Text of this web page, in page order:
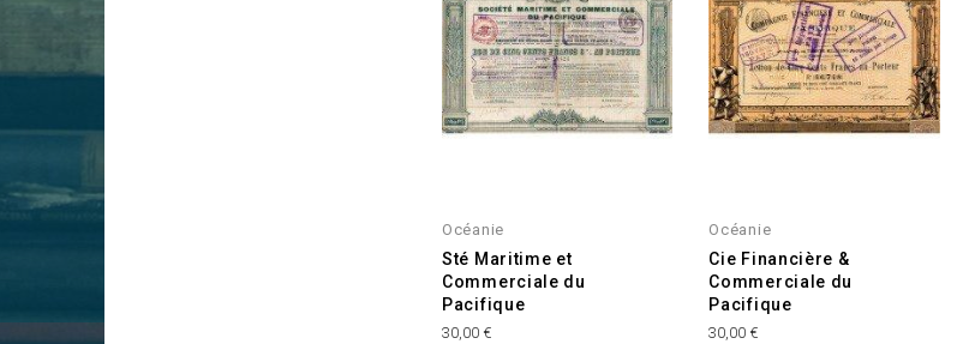
Océanie
Sté Maritime et
Commerciale du
Pacifique
Prix
30,00 €
Océanie
Cie Financière &
Commerciale du
Pacifique
Prix
30,00 €